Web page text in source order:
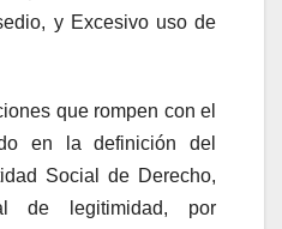
y Excesivo uso de
que rompen con el
en la definición del
Social de Derecho,
de legitimidad, por